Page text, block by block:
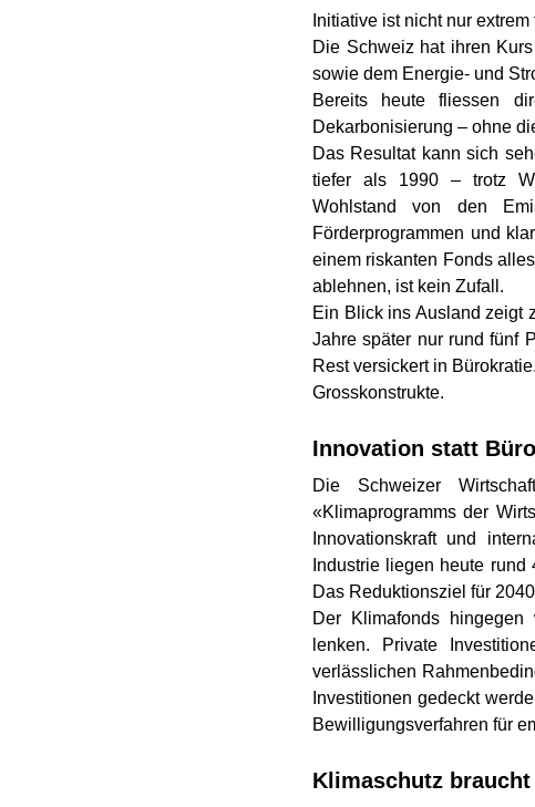
Initiative ist nicht nur
Die Schweiz hat ihren
sowie dem Energie- und
Bereits heute fliessen
Dekarbonisierung – ohne
Das Resultat kann sich
tiefer als 1990 – trotz
Wohlstand von den
Förderprogrammen und
einem riskanten Fonds
ablehnen, ist kein Zufall.
Ein Blick ins Ausland zeigt
Jahre später nur rund fünf
Rest versickert in
Grosskonstrukte.
Innovation statt
Die Schweizer
«Klimaprogramms der
Innovationskraft und
Industrie liegen heute
Das Reduktionsziel für
Der Klimafonds
lenken. Private
verlässlichen
Investitionen gedeckt
Bewilligungsverfahren für
Klimaschutz